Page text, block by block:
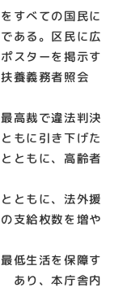
すべての国民に
ある。区民に広
スターを掲示す
養義務者照会
高裁で違法判決
もに引き下げた
ともに、高齢者
ともに、法外援
支給枚数を増や
低生活を保障す
あり、本庁舎内